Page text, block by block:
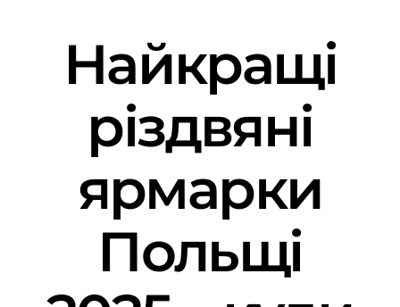
Найкращі
різдвяні
ярмарки
Польщі